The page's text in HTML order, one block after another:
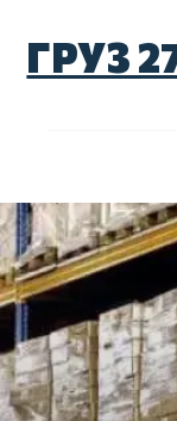
ГРУЗ 27